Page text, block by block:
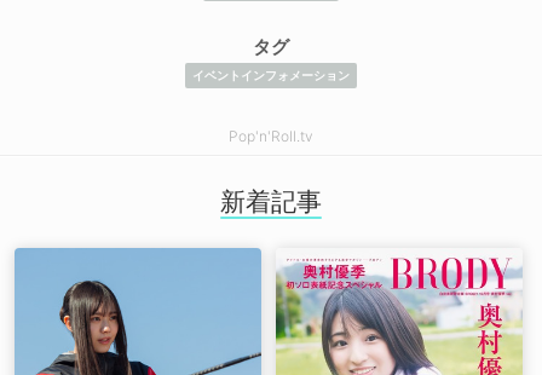
タグ
イベントインフォメーション
Pop'n'Roll.tv
新着記事